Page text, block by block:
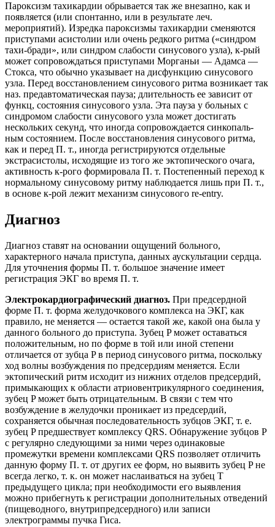
Пароксизм тахикардии обрывается так же внезапно, как и
появляется (или спонтанно, или в результате леч.
мероприятий). Изредка пароксизмы тахикардии сменяются
приступами асистолии или очень редкого ритма («синдром
тахи-бради», или синдром слабости синусового узла), к-рый
может сопровождаться приступами Морганьи — Адамса —
Стокса, что обычно указывает на дисфункцию синусового
узла. Перед восстановлением синусового ритма возникает так
наз. предавтоматическая пауза; длительность ее зависит от
функц, состояния синусового узла. Эта пауза у больных с
синдромом слабости синусового узла может достигать
нескольких секунд, что иногда сопровождается синкопаль-
ным состоянием. После восстановления синусового ритма,
как и перед П. т., иногда регистрируются отдельные
экстрасистолы, исходящие из того же эктопического очага,
активность к-рого формировала П. т. Постепенный переход к
нормальному синусовому ритму наблюдается лишь при П. т.,
в основе к-рой лежит механизм синусового re-entry.
Диагноз
Диагноз ставят на основании ощущений больного,
характерного начала приступа, данных аускультации сердца.
Для уточнения формы П. т. большое значение имеет
регистрация ЭКГ во время П. т.
Электрокардиографический диагноз. При предсердной
форме П. т. форма желудочкового комплекса на ЭКГ, как
правило, не меняется — остается такой же, какой она была у
данного больного до приступа. Зубец P может оставаться
положительным, но по форме в той или иной степени
отличается от зубца P в период синусового ритма, поскольку
ход волны возбуждения по предсердиям меняется. Если
эктопический ритм исходит из нижних отделов предсердий,
примыкающих к области атриовентрикулярного соединения,
зубец P может быть отрицательным. В связи с тем что
возбуждение в желудочки проникает из предсердий,
сохраняется обычная последовательность зубцов ЭКГ, т. е.
зубец P предшествует комплексу QRS. Обнаружение зубцов P
с регулярно следующими за ними через одинаковые
промежутки времени комплексами QRS позволяет отличить
данную форму П. т. от других ее форм, но выявить зубец P не
всегда легко, т. к. он может наслаиваться на зубец T
предыдущего цикла; при необходимости его выявления
можно прибегнуть к регистрации дополнительных отведений
(пищеводного, внутрипредсердного) или записи
электрограммы пучка Гиса.